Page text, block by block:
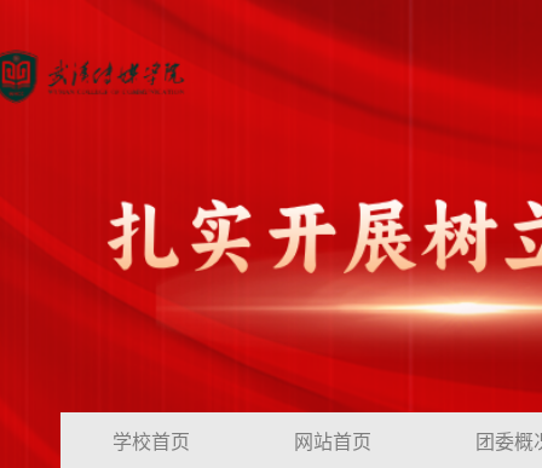
学校首页 网站首页 团委概